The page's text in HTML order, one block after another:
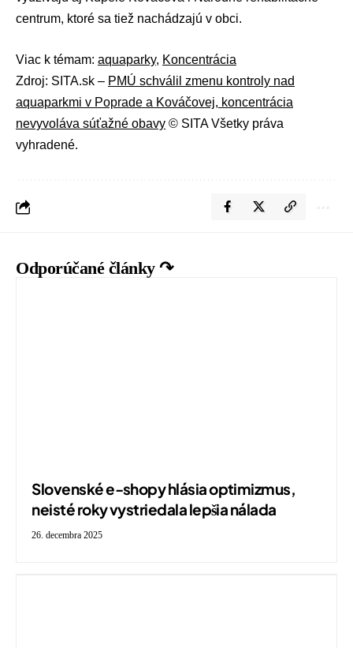
centrum, ktoré sa tiež nachádzajú v obci.
Viac k témam: aquaparky, Koncentrácia
Zdroj: SITA.sk – PMÚ schválil zmenu kontroly nad
aquaparkmi v Poprade a Kováčovej, koncentrácia
nevyvoláva súťažné obavy © SITA Všetky práva
vyhradené.
Odporúčané články ↷
Slovenské e-shopy hlásia optimizmus,
neisté roky vystriedala lepšia nálada
26. decembra 2025